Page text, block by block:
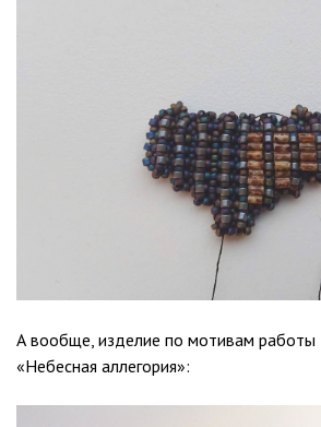
А вообще, изделие по мотивам
«Небесная аллегория»: